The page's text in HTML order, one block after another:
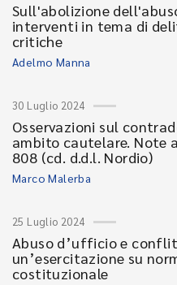
Sull'abolizione
interventi in tema di
critiche
Adelmo Manna
30 Luglio 2024
Osservazioni sul
ambito cautelare. Note
808 (cd. d.d.l. Nordio)
Marco Malerba
25 Luglio 2024
Abuso d’ufficio e
un’esercitazione su
costituzionale